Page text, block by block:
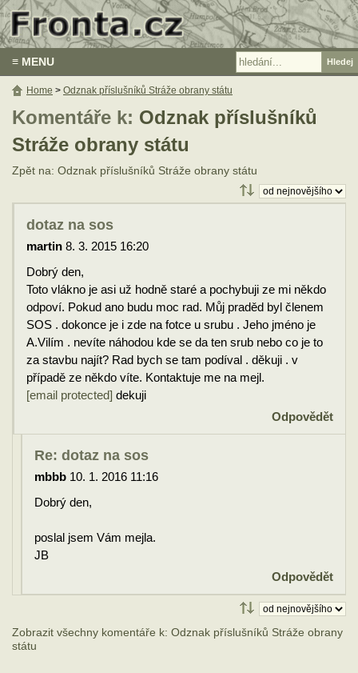
≡ MENU
Komentáře k: Odznak příslušníků
Stráže obrany státu
Zpět na: Odznak příslušníků Stráže obrany státu
dotaz na sos
martin 8. 3. 2015 16:20
Dobrý den,
Toto vlákno je asi už hodně staré a pochybuji ze mi někdo
odpoví. Pokud ano budu moc rad. Můj praděd byl členem
SOS . dokonce je i zde na fotce u srubu . Jeho jméno je
A.Vilím . nevíte náhodou kde se da ten srub nebo co je to
za stavbu najít? Rad bych se tam podíval . děkuji . v
případě ze někdo víte. Kontaktuje me na mejl.
[email protected] dekuji
Odpovědět
Re: dotaz na sos
mbbb 10. 1. 2016 11:16
Dobrý den,
poslal jsem Vám mejla.
JB
Odpovědět
Zobrazit všechny komentáře k: Odznak příslušníků Stráže obrany
státu
Home > Odznak příslušníků Stráže obrany státu